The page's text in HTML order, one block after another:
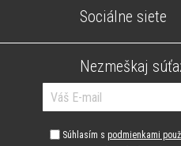
Sociálne siete
Nezmeškaj
Súhlasím s podmienkami